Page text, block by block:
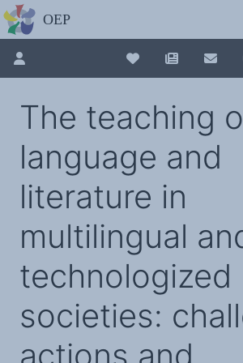
La Collection
Annuaire des
Nouveau
Les Assises
Découvrez le site avec Mistral IA, Deepseek, ChatGPT,
La Charte européenne du plurilinguisme
Qui sommes-nous ?
Agir avec l'OEP
Contacter l'OEP
Demander un stage
Régles de confidentialité
LES ACTIONS
La Lettre de l'OEP
Les éditos de l'OEP
Collection Plurilinguisme
L'annuaire des chercheurs et équipes de recherche
Les séminaires en partenariat
Une cagnotte pour installer le plurilinguisme à
PÔLE RECHERCHE
Colloques et séminaires
Appels à communication ou projet
Classement thématique
Instituts et centres de recherche
The teaching
language and
literature in
multilingual
technologized
societies: